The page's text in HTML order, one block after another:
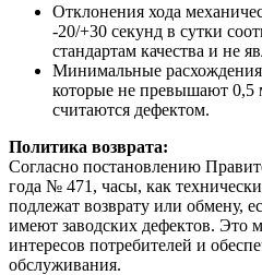
Отклонения хода
-20/+30 секунд в сутки
стандартам качества и не
Минимальные
которые не превышают 0,5
считаются дефектом.
Политика возврата:
Согласно постановлению
года № 471, часы, как
подлежат возврату или обмену,
имеют заводских дефектов. Это
интересов потребителей и
обслуживания.